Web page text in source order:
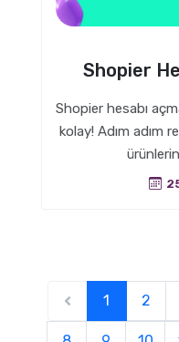
Shopier
Shopier hesabı
kolay! Adım adım
1 2